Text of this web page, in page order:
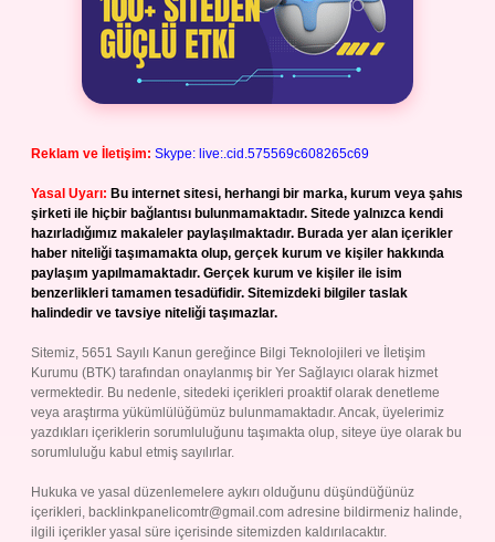
Reklam ve İletişim: Skype: live:.cid.575569c608265c69
Yasal Uyarı: Bu internet sitesi, herhangi bir marka, kurum veya şahıs
şirketi ile hiçbir bağlantısı bulunmamaktadır. Sitede yalnızca kendi
hazırladığımız makaleler paylaşılmaktadır. Burada yer alan içerikler
haber niteliği taşımamakta olup, gerçek kurum ve kişiler hakkında
paylaşım yapılmamaktadır. Gerçek kurum ve kişiler ile isim
benzerlikleri tamamen tesadüfidir. Sitemizdeki bilgiler taslak
halindedir ve tavsiye niteliği taşımazlar.
Sitemiz, 5651 Sayılı Kanun gereğince Bilgi Teknolojileri ve İletişim
Kurumu (BTK) tarafından onaylanmış bir Yer Sağlayıcı olarak hizmet
vermektedir. Bu nedenle, sitedeki içerikleri proaktif olarak denetleme
veya araştırma yükümlülüğümüz bulunmamaktadır. Ancak, üyelerimiz
yazdıkları içeriklerin sorumluluğunu taşımakta olup, siteye üye olarak bu
sorumluluğu kabul etmiş sayılırlar.
Hukuka ve yasal düzenlemelere aykırı olduğunu düşündüğünüz
içerikleri, backlinkpanelicomtr@gmail.com adresine bildirmeniz halinde,
ilgili içerikler yasal süre içerisinde sitemizden kaldırılacaktır.